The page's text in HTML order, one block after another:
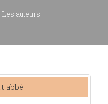
Les auteurs